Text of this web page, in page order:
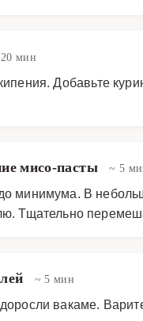
мин
Добавьте
мисо-пасты ~ 5
минимума. В
Тщательно
~ 5 мин
вакаме.